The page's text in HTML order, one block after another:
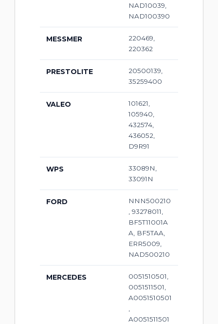
NAD10039,
NAD100390
MESSMER
220469,
220362
PRESTOLITE
20500139,
35259400
VALEO
101621,
105940,
432574,
436052,
D9R91
WPS
33089N,
33091N
FORD
NNN500210
, 93278011,
BF5T11001A
A, BF5TAA,
ERR5009,
NAD500210
MERCEDES
0051510501,
0051511501,
A0051510501
,
A0051511501